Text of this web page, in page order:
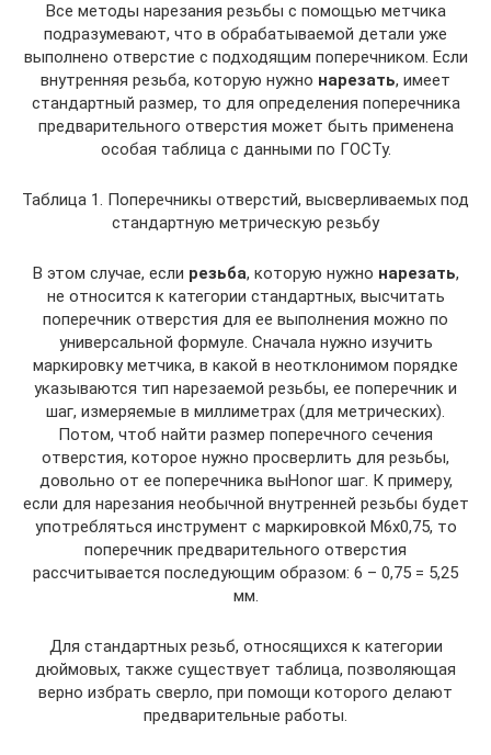
Все методы нарезания резьбы с помощью метчика
подразумевают, что в обрабатываемой детали уже
выполнено отверстие с подходящим поперечником. Если
внутренняя резьба, которую нужно нарезать, имеет
стандартный размер, то для определения поперечника
предварительного отверстия может быть применена
особая таблица с данными по ГОСТу.
Таблица 1. Поперечникы отверстий, высверливаемых под
стандартную метрическую резьбу
В этом случае, если резьба, которую нужно нарезать,
не относится к категории стандартных, высчитать
поперечник отверстия для ее выполнения можно по
универсальной формуле. Сначала нужно изучить
маркировку метчика, в какой в неотклонимом порядке
указываются тип нарезаемой резьбы, ее поперечник и
шаг, измеряемые в миллиметрах (для метрических).
Потом, чтоб найти размер поперечного сечения
отверстия, которое нужно просверлить для резьбы,
довольно от ее поперечника выHonor шаг. К примеру,
если для нарезания необычной внутренней резьбы будет
употребляться инструмент с маркировкой М6х0,75, то
поперечник предварительного отверстия
рассчитывается последующим образом: 6 – 0,75 = 5,25
мм.
Для стандартных резьб, относящихся к категории
дюймовых, также существует таблица, позволяющая
верно избрать сверло, при помощи которого делают
предварительные работы.